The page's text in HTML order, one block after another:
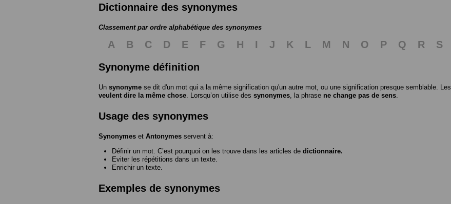
Dictionnaire des synonymes
Classement par ordre alphabétique des synonymes
A B C D E F G H I J K L M N O P Q R S
Synonyme définition
Un synonyme se dit d'un mot qui a la même signification qu'un autre mot, ou une signification presque semblable. Les
veulent dire la même chose. Lorsqu’on utilise des synonymes, la phrase ne change pas de sens.
Usage des synonymes
Synonymes et Antonymes servent à:
Définir un mot. C’est pourquoi on les trouve dans les articles de dictionnaire.
Eviter les répétitions dans un texte.
Enrichir un texte.
Exemples de synonymes